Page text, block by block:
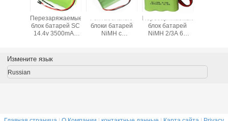
Перезаряжаемые
блок батарей SC
14.4v 3500mAh
стержнями
Рентабельные
блоки батарей
NiMH с
устройств
Перезаряжаемые
блок батарей
NiMH 2/3A 6V
Измените язык
Russian